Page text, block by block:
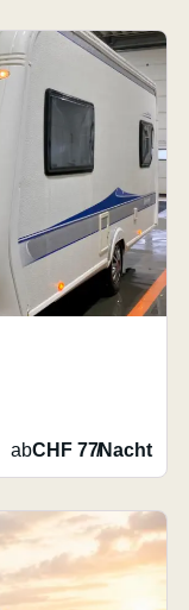
abCHF 77/Nacht